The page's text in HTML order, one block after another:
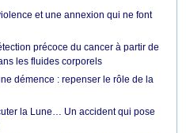
et une annexion qui ne font
précoce du cancer à partir de
les fluides corporels
démence : repenser le rôle de la
la Lune… Un accident qui pose